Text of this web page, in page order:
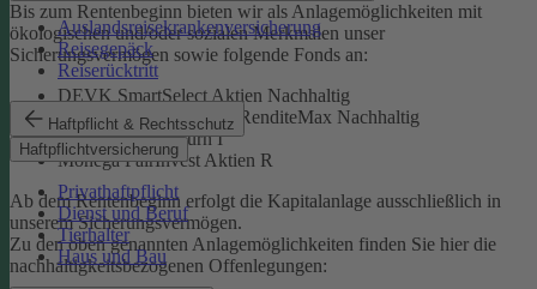
Auslandsreisekrankenversicherung
Reisegepäck
Reiserücktritt
Haftpflicht & Rechtsschutz
Haftpflichtversicherung
Privathaftpflicht
Dienst und Beruf
Tierhalter
Haus und Bau
Bis zum Rentenbeginn bieten wir als Anlagemöglichkeiten mit
ökologischen und/oder sozialen Merkmalen unser
Sicherungsvermögen sowie folgende Fonds an:
DEVK SmartSelect Aktien Nachhaltig
DEVK-Anlagekonzept RenditeMax Nachhaltig
Lupus Alpha Return I
Monega FairInvest Aktien R
Ab dem Rentenbeginn erfolgt die Kapitalanlage ausschließlich in
unserem Sicherungsvermögen.
Zu den oben genannten Anlagemöglichkeiten finden Sie hier die
nachhaltigkeitsbezogenen Offenlegungen: